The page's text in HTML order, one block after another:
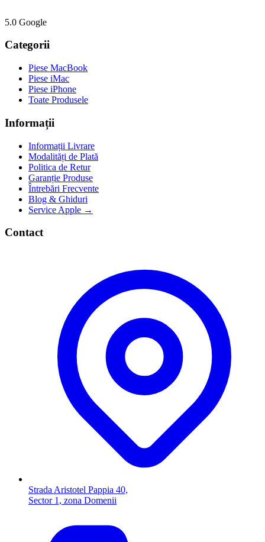
5.0 Google
Categorii
Piese MacBook
Piese iMac
Piese iPhone
Toate Produsele
Informații
Informații Livrare
Modalități de Plată
Politica de Retur
Garanție Produse
Întrebări Frecvente
Blog & Ghiduri
Service Apple →
Contact
Strada Aristotel Pappia 40,
Sector 1, zona Domenii